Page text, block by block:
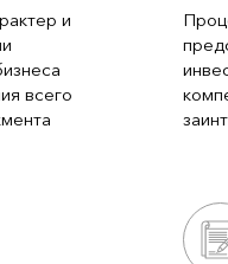
и
всего